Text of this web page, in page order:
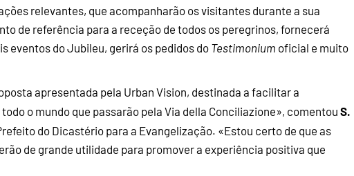
relevantes, que acompanharão os visitantes durante a sua
de referência para a receção de todos os peregrinos, fornecerá
eventos do Jubileu, gerirá os pedidos doTestimonium oficial e muito
apresentada pela Urban Vision, destinada a facilitar a
o mundo que passarão pela Via della Conciliazione», comentouS.
do Dicastério para a Evangelização. «Estou certo de que as
de grande utilidade para promover a experiência positiva que